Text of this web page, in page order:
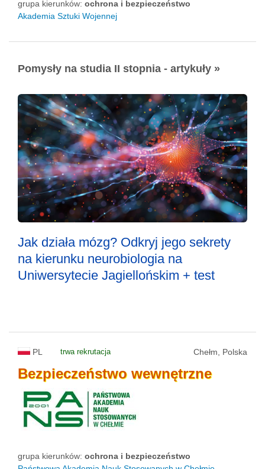
grupa kierunków: ochrona i bezpieczeństwo
Akademia Sztuki Wojennej
Pomysły na studia II stopnia - artykuły »
Jak działa mózg? Odkryj jego sekrety
na kierunku neurobiologia na
Uniwersytecie Jagiellońskim + test
PL trwa rekrutacja Chełm, Polska
Bezpieczeństwo wewnętrzne
grupa kierunków: ochrona i bezpieczeństwo